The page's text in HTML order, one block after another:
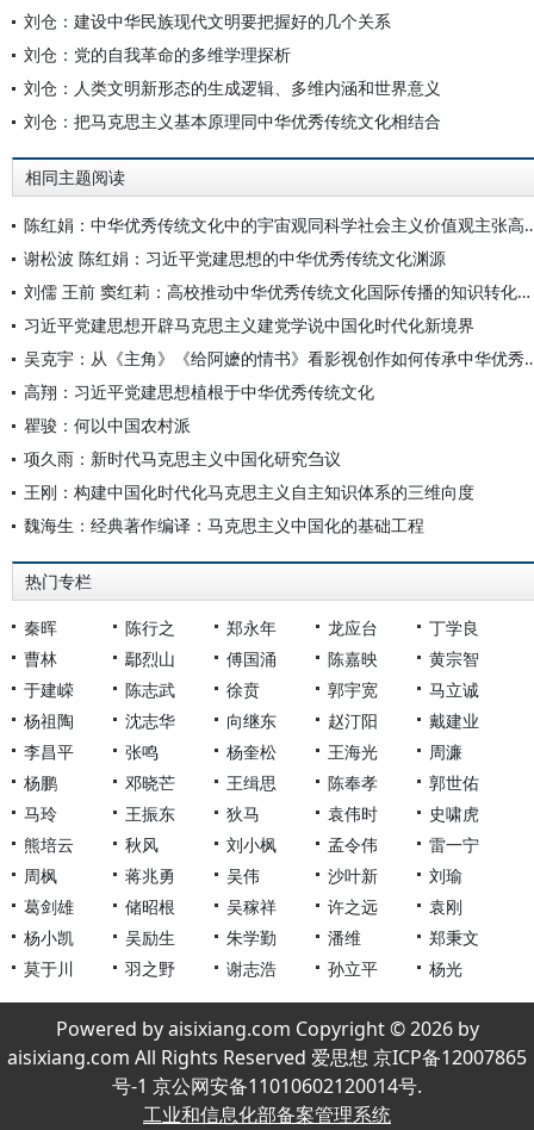
刘仓：建设中华民族现代文明要把握好的几个关系
刘仓：党的自我革命的多维学理探析
刘仓：人类文明新形态的生成逻辑、多维内涵和世界意义
刘仓：把马克思主义基本原理同中华优秀传统文化相结合
相同主题阅读
陈红娟：中华优秀传统文化中的
谢松波 陈红娟：习近平党建思想的中华优秀传统文化渊源
刘儒 王前 窦红莉：高校推动中华优秀传统文化国际传播的知识转化路径
习近平党建思想开辟马克思主义建党学说中国化时代化新境界
吴克宇：从《主角》《给阿嬷
高翔：习近平党建思想植根于中华优秀传统文化
瞿骏：何以中国农村派
项久雨：新时代马克思主义中国化研究刍议
王刚：构建中国化时代化马克思主义自主知识体系的三维向度
魏海生：经典著作编译：马克思主义中国化的基础工程
热门专栏
秦晖 陈行之 郑永年 龙应台
丁学良
曹林
鄢烈山 傅国涌 陈嘉映
黄宗智
于建嵘
陈志武 徐贲 郭宇宽
马立诚
杨祖陶
沈志华 向继东 赵汀阳
戴建业
李昌平
张鸣 杨奎松 王海光
周濂
杨鹏
邓晓芒 王缉思 陈奉孝
郭世佑
马玲
王振东 狄马 袁伟时
史啸虎
熊培云
秋风 刘小枫 孟令伟
雷一宁
周枫
蒋兆勇 吴伟 沙叶新
刘瑜
葛剑雄
储昭根 吴稼祥 许之远
袁刚
杨小凯
吴励生 朱学勤 潘维
郑秉文
莫于川
羽之野 谢志浩 孙立平 杨光
Powered by aisixiang.com Copyright © 2026 by
aisixiang.com All Rights Reserved 爱思想 京ICP备12007865
号-1 京公网安备11010602120014号.
工业和信息化部备案管理系统